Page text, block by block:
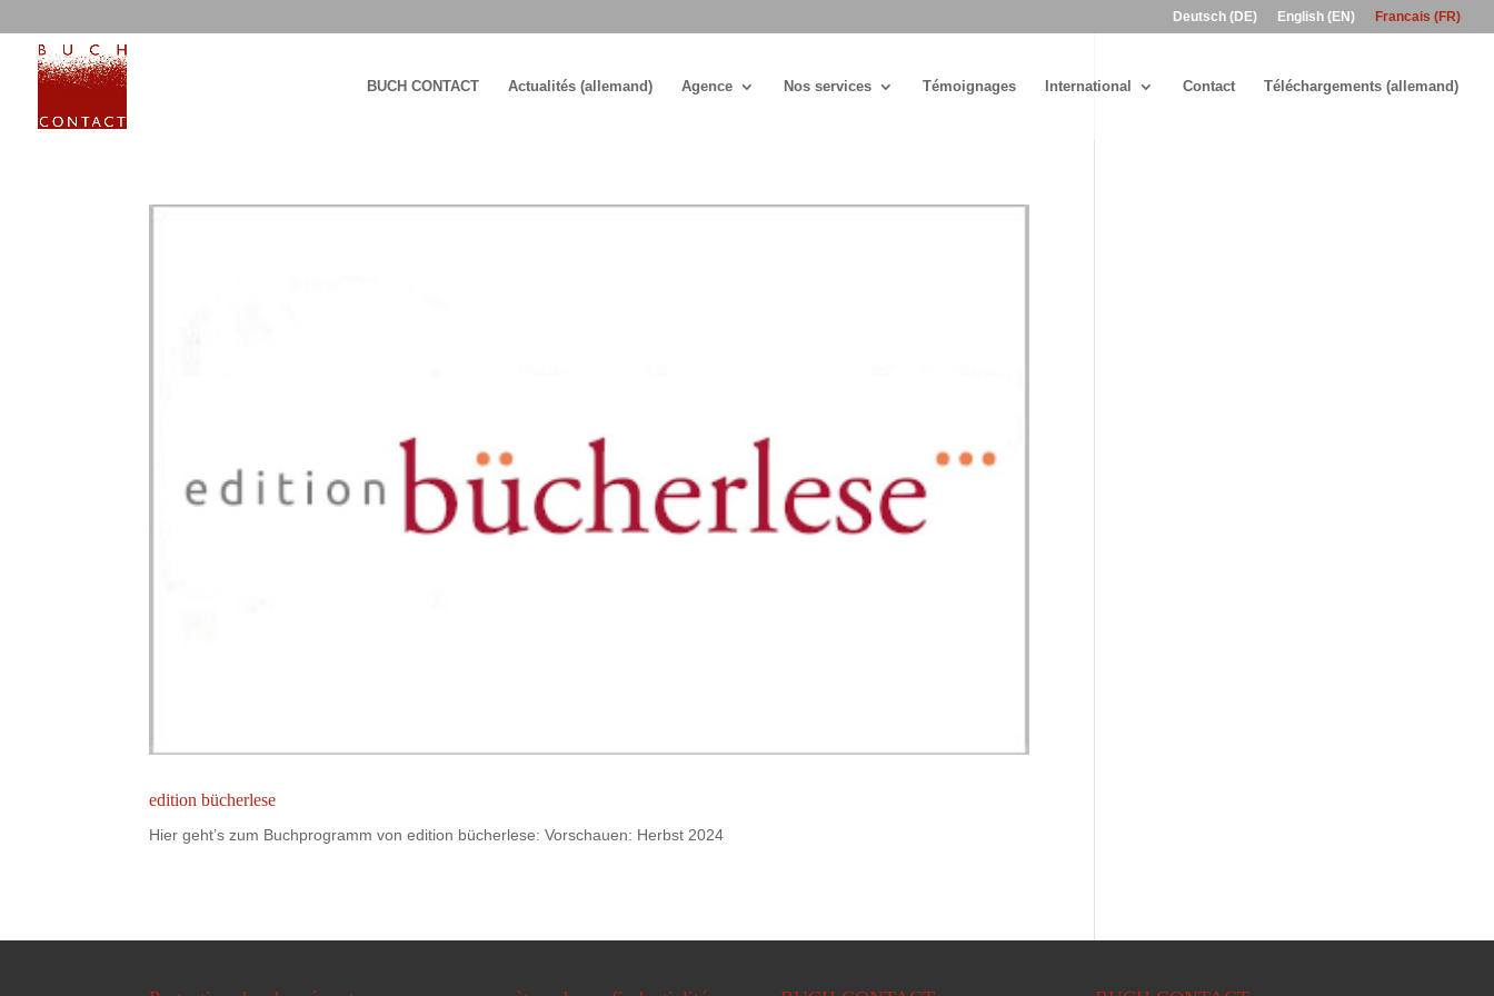
Deutsch (DE) English (EN) Francais (FR)
BUCH CONTACT Actualités (allemand) Agence Nos services Témoignages International Contact Téléchargements (allemand)
edition bücherlese
Hier geht’s zum Buchprogramm von edition bücherlese: Vorschauen: Herbst 2024